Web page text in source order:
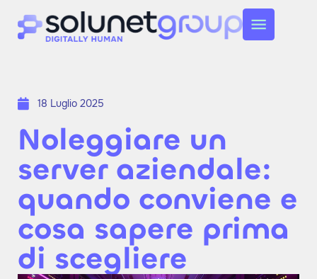
18 Luglio 2025
Noleggiare un
server aziendale:
quando conviene e
cosa sapere prima
di scegliere